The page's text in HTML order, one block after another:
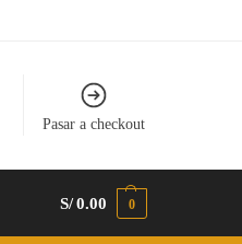
Pasar a checkout
S/0.00 0